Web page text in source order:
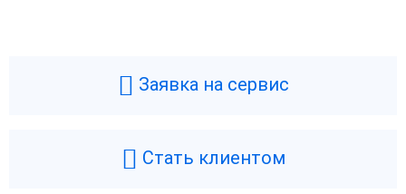
Заявка на сервис
Стать клиентом